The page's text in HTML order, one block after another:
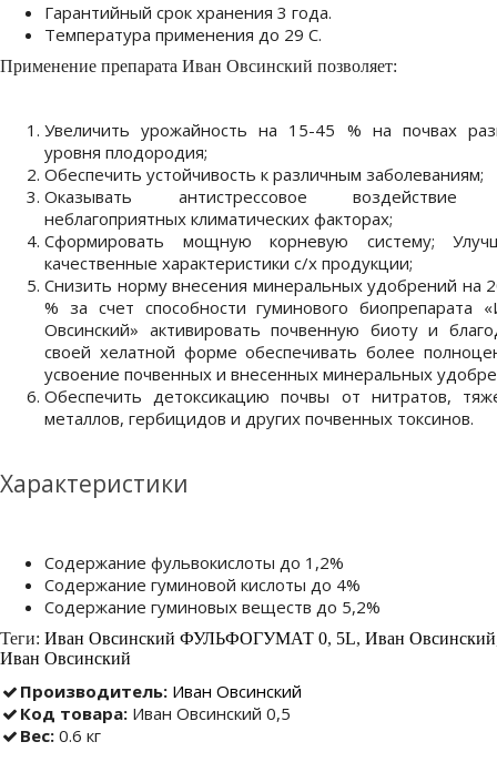
Гарантийный срок хранения 3 года.
Температура применения до 29 С.
Применение препарата Иван Овсинский позволяет:
Увеличить урожайность на 15-45 % на почвах
уровня плодородия;
Обеспечить устойчивость к различным заболеваниям;
Оказывать антистрессовое воздействие
неблагоприятных климатических факторах;
Сформировать мощную корневую систему;
качественные характеристики с/х продукции;
Снизить норму внесения минеральных удобрений на
% за счет способности гуминового биопрепарата
Овсинский» активировать почвенную биоту и
своей хелатной форме обеспечивать более
усвоение почвенных и внесенных минеральных
Обеспечить детоксикацию почвы от нитратов,
металлов, гербицидов и других почвенных токсинов.
Характеристики
Содержание фульвокислоты до 1,2%
Содержание гуминовой кислоты до 4%
Содержание гуминовых веществ до 5,2%
Теги: Иван Овсинский ФУЛЬФОГУМАТ 0, 5L, Иван Овсинский
Иван Овсинский
Производитель: Иван Овсинский
Код товара: Иван Овсинский 0,5
Вес: 0.6 кг